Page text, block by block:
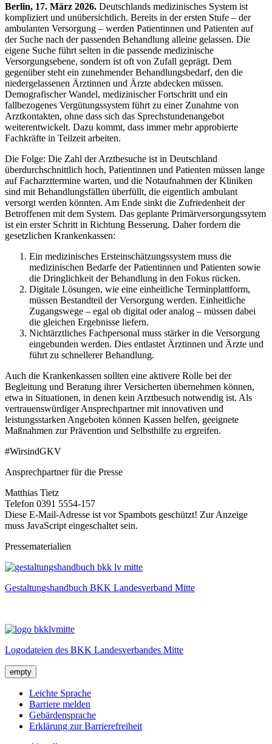
Berlin, 17. März 2026. Deutschlands medizinisches System ist
kompliziert und unübersichtlich. Bereits in der ersten Stufe – der
ambulanten Versorgung – werden Patientinnen und Patienten auf
der Suche nach der passenden Behandlung alleine gelassen. Die
eigene Suche führt selten in die passende medizinische
Versorgungsebene, sondern ist oft von Zufall geprägt. Dem
gegenüber steht ein zunehmender Behandlungsbedarf, den die
niedergelassenen Ärztinnen und Ärzte abdecken müssen.
Demografischer Wandel, medizinischer Fortschritt und ein
fallbezogenes Vergütungssystem führt zu einer Zunahme von
Arztkontakten, ohne dass sich das Sprechstundenangebot
weiterentwickelt. Dazu kommt, dass immer mehr approbierte
Fachkräfte in Teilzeit arbeiten.
Die Folge: Die Zahl der Arztbesuche ist in Deutschland
überdurchschnittlich hoch, Patientinnen und Patienten müssen lange
auf Facharzttermine warten, und die Notaufnahmen der Kliniken
sind mit Behandlungsfällen überfüllt, die eigentlich ambulant
versorgt werden könnten. Am Ende sinkt die Zufriedenheit der
Betroffenen mit dem System. Das geplante Primärversorgungssytem
ist ein erster Schritt in Richtung Besserung. Daher fordern die
gesetzlichen Krankenkassen:
Ein medizinisches Ersteinschätzungssystem muss die
medizinischen Bedarfe der Patientinnen und Patienten sowie
die Dringlichkeit der Behandlung in den Fokus rücken.
Digitale Lösungen, wie eine einheitliche Terminplattform,
müssen Bestandteil der Versorgung werden. Einheitliche
Zugangswege – egal ob digital oder analog – müssen dabei
die gleichen Ergebnisse liefern.
Nichtärztliches Fachpersonal muss stärker in die Versorgung
eingebunden werden. Dies entlastet Ärztinnen und Ärzte und
führt zu schnellerer Behandlung.
Auch die Krankenkassen sollten eine aktivere Rolle bei der
Begleitung und Beratung ihrer Versicherten übernehmen können,
etwa in Situationen, in denen kein Arztbesuch notwendig ist. Als
vertrauenswürdiger Ansprechpartner mit innovativen und
leistungsstarken Angeboten können Kassen helfen, geeignete
Maßnahmen zur Prävention und Selbsthilfe zu ergreifen.
#WirsindGKV
Ansprechpartner für die Presse
Matthias Tietz
Telefon 0391 5554-157
Diese E-Mail-Adresse ist vor Spambots geschützt! Zur Anzeige
muss JavaScript eingeschaltet sein.
Pressematerialien
Gestaltungshandbuch BKK Landesverband Mitte
Logodateien des BKK Landesverbandes Mitte
empty
Leichte Sprache
Barriere melden
Gebärdensprache
Erklärung zur Barrierefreiheit